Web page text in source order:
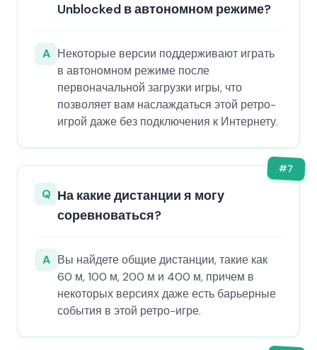
Unblocked в автономном режиме?
A Некоторые версии поддерживают играть
в автономном режиме после
первоначальной загрузки игры, что
позволяет вам наслаждаться этой ретро-
игрой даже без подключения к Интернету.
#7
Q На какие дистанции я могу
соревноваться?
A Вы найдете общие дистанции, такие как
60 м, 100 м, 200 м и 400 м, причем в
некоторых версиях даже есть барьерные
события в этой ретро-игре.